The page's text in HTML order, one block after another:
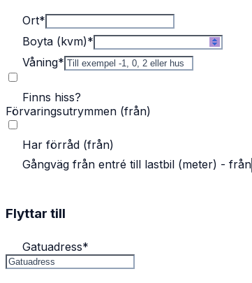
Ort*
Boyta (kvm)*
Våning*
Finns hiss?
Förvaringsutrymmen (från)
Har förråd (från)
Gångväg från entré till lastbil (meter) - från
Flyttar till
Gatuadress*